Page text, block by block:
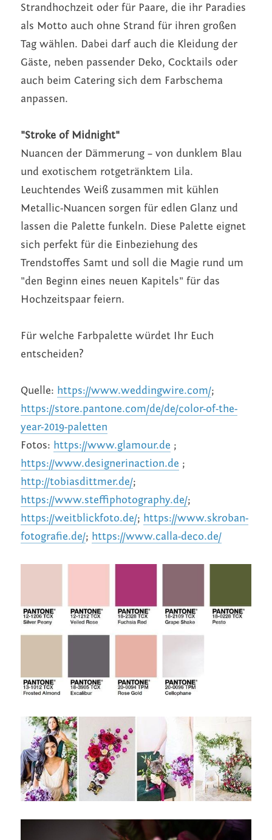
Strandhochzeit oder für Paare, die ihr Paradies
als Motto auch ohne Strand für ihren großen
Tag wählen. Dabei darf auch die Kleidung der
Gäste, neben passender Deko, Cocktails oder
auch beim Catering sich dem Farbschema
anpassen.
"Stroke of Midnight"
Nuancen der Dämmerung – von dunklem Blau
und exotischem rotgetränktem Lila.
Leuchtendes Weiß zusammen mit kühlen
Metallic-Nuancen sorgen für edlen Glanz und
lassen die Palette funkeln. Diese Palette eignet
sich perfekt für die Einbeziehung des
Trendstoffes Samt und soll die Magie rund um
"den Beginn eines neuen Kapitels" für das
Hochzeitspaar feiern.
Für welche Farbpalette würdet Ihr Euch
entscheiden?
Quelle: https://www.weddingwire.com/
https://store.pantone.com/de/de/color-of-the-
year-2019-paletten
Fotos: https://www.glamour.de
https://www.designerinaction.de
http://tobiasdittmer.de/
https://www.steffiphotography.de/
https://weitblickfoto.de/; https://www.skroban-
fotografie.de/; https://www.calla-deco.de/